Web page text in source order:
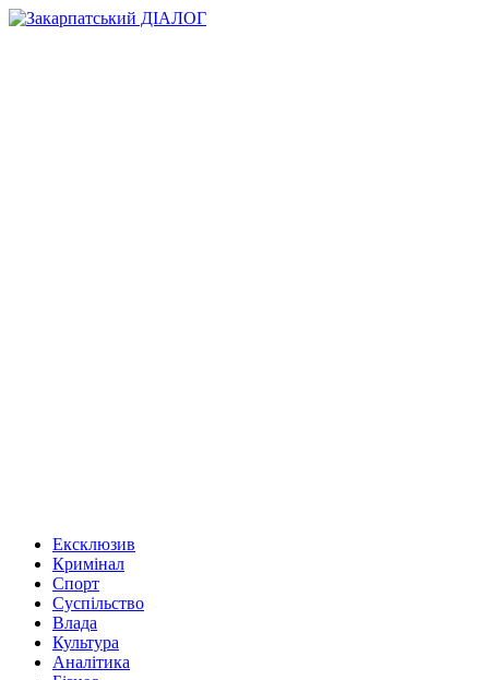
Ексклюзив
Кримінал
Спорт
Суспільство
Влада
Культура
Аналітика